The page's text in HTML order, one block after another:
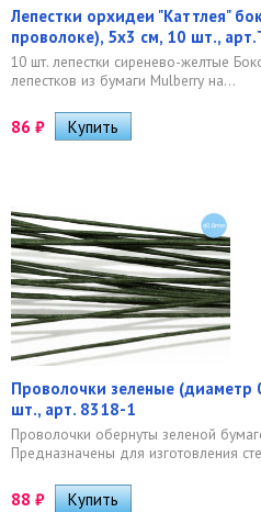
Лепестки орхидеи "Каттлея"
проволоке), 5х3 см, 10 шт.,
10 шт. лепестки сиренево-желтые
лепестков из бумаги Mulberry на...
86 ₽
Проволочки зеленые
шт., арт. 8318-1
Проволочки обернуты зеленой
Предназначены для изготовления
88 ₽